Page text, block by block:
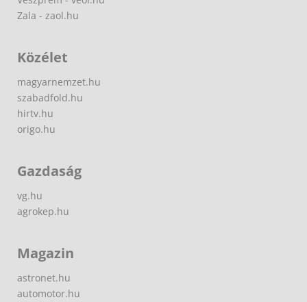
Zala - zaol.hu
Közélet
magyarnemzet.hu
szabadfold.hu
hirtv.hu
origo.hu
Gazdaság
vg.hu
agrokep.hu
Magazin
astronet.hu
automotor.hu